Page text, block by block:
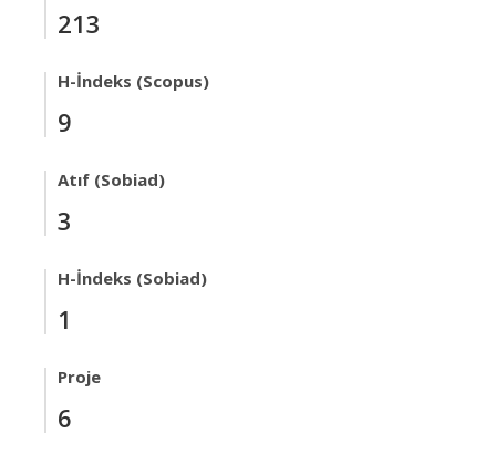
213
H-İndeks (Scopus)
9
Atıf (Sobiad)
3
H-İndeks (Sobiad)
1
Proje
6